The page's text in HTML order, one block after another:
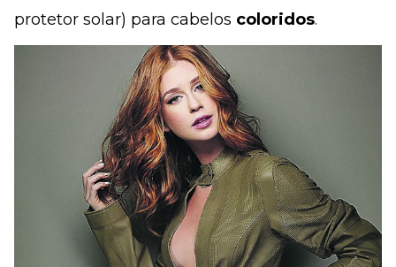
protetor solar) para cabelos coloridos.